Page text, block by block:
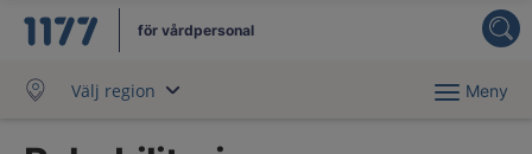
för vårdpersonal
Välj region Meny